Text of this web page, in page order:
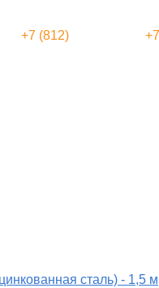
+7 (812)775-00-33
сталь) - 1,5 м